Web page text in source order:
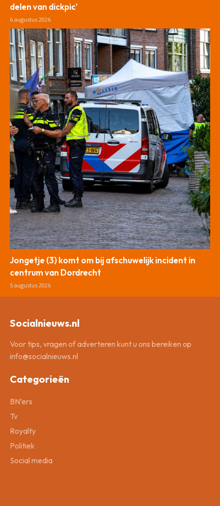
delen van dickpic’
6 augustus 2026
Jongetje (3) komt om bij afschuwelijk incident in
centrum van Dordrecht
5 augustus 2026
Socialnieuws.nl
Voor tips, vragen of adverteren kunt u ons bereiken op
info@socialnieuws.nl
Categorieën
BN’ers
Tv
Royalty
Politiek
Social media